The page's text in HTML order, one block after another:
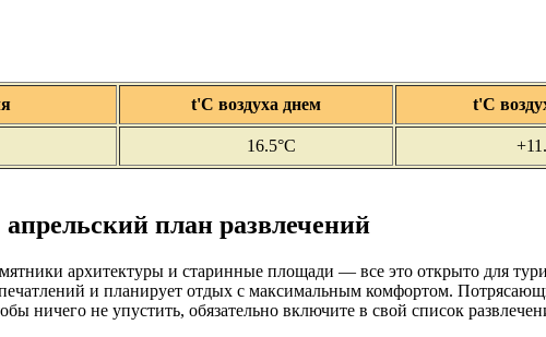
t'С воздуха днем t'С
16.5°C
план развлечений
архитектуры и старинные площади — все это открыто для
и планирует отдых с максимальным комфортом.
ничего не упустить, обязательно включите в свой список